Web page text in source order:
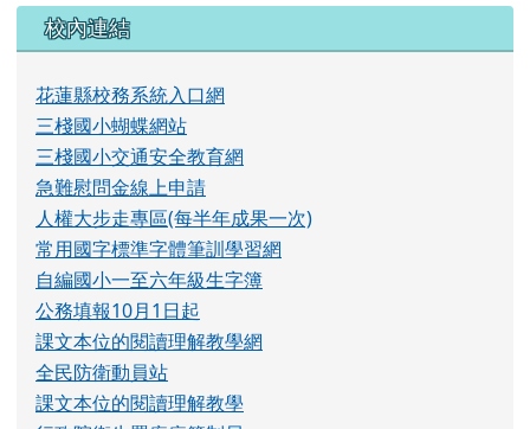
[more...]
校內連結
花蓮縣校務系統入口網
三棧國小蝴蝶網站
三棧國小交通安全教育網
急難慰問金線上申請
人權大步走專區(每半年成果一次)
常用國字標準字體筆訓學習網
自編國小一至六年級生字簿
公務填報10月1日起